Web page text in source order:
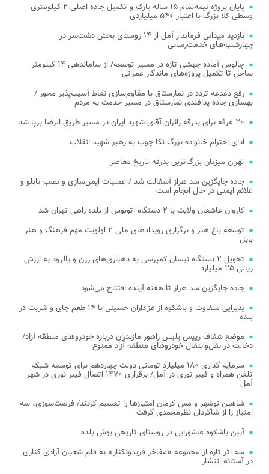
پایان پروژه نیمه‌تمام ۱۵ ساله پارک و تکمیل جاده اصلی ۲ کیلومتری
وسطی کلا بزرگ با اعتبار ۵۴۰ میلیاردی
بازدید میدانی فرماندار آمل از ۱۴ روستای بخش دشت‌سر در
چهارشنبه‌های خدمت‌رسانی
چالوس آماده جهشی تازه در مسیر توسعه/ از ساماندهی ۱۴ کیلومتر
ساحل تا تکمیل پروژه‌های ماندگار عمرانی
رفع دغدغه تردد در نمارستاق با مقاوم‌سازی نقاط آسیب‌پذیر محور /
بهسازی جاده پدافندی نمارستاق در مسیر خدمت به مردم
۲۰ غرفه برای بدرقه زائران آقای شهید ایران در مسیر طریق الرضا برپا شد
ادای احترام خانواده بزرگ نکا چوب به رهبر شهید انقلاب
تهران میزبان بزرگ‌ترین بدرقه تاریخ معاصر
جاده جایگزین سد هراز آسفالت شد / عملیات ایمن‌سازی و نصب تابلو و
علائم ایمنی در حال انجام است
کاروان عاشقان ولایت با ۲ دستگاه اتوبوس از بلده راهی تهران شد
توسعه باغ هنر و برگزاری رویدادهای ملی ۲ اولویت مهم فرهنگ و هنر
بابل
تحویل ۲ دستگاه نیسان کمپرسی به دهیاری‌های رزن و یالرود به ارزش
ریالی ۲۵ میلیارد
جاده جایگزین سد هراز تا هفته آینده افتتاح می‌شود
پذیرایی متفاوت و باشکوه از عزاداران حسینی با ۱۴ طعم چای و شربت در
بلده
موضع شفاف رییس پلیس راهور مازندران درباره خودروهای منطقه آزاد/
دخالت در نقل‌وانتقال خودروهای منطقه آزاد ممنوع
سرمایه گذاری ۱۸۰ میلیارد تومانی دولت چهاردهم برای توسعه شبکه
تلفن همراه و فیبر نوری در آمل/ برقراری ۱۴۷۰ اتصال فیبر نوری در شهر
آمل
شاهین نوشهر و مس کرمان امتیازها را تقسیم کردند/ فرصت‌سوزی، سه
امتیاز را از شاگردان نظرمحمدی گرفت
آیین باشکوه عاشورایی در روستای تاریخی یوش بلده
سه اثر تازه از مجموعه «مفاخر فریدونکنار» به قلم شعبان آزادی کناری
در آستانه انتشار